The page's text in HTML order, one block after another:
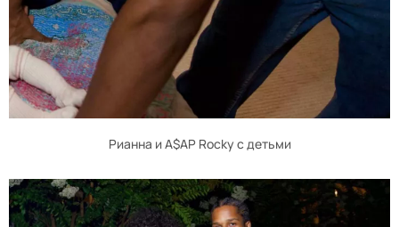
Рианна и A$AP Rocky с детьми